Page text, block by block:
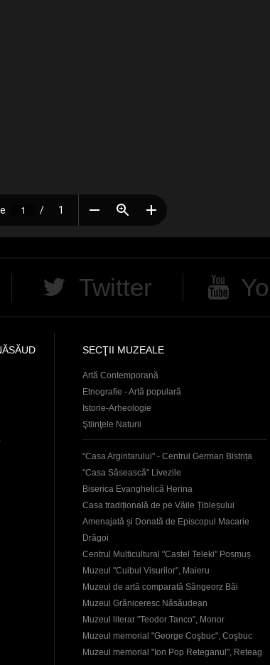
Twitter
SECŢII MUZEALE
Artă Contemporană
Etnografie - Artă populară
Istorie-Arheologie
Ştiinţele Naturii
"Casa Argintarului" - Centrul German Bistrița
"Casa Săsească" Livezile
Biserica Evanghelică Herina
Casa tradițională de pe Văile Țibleșului
Amenajată și Donată de Episcopul Macarie
Drăgoi
Centrul Multicultural "Castel Teleki" Posmuș
Muzeul "Cuibul Visurilor", Maieru
Muzeul de artă comparată Sângeorz Băi
Muzeul Grăniceresc Năsăudean
Muzeul literar "Teodor Tanco", Monor
Muzeul memorial "George Coşbuc", Coşbuc
Muzeul memorial "Ion Pop Reteganul", Reteag